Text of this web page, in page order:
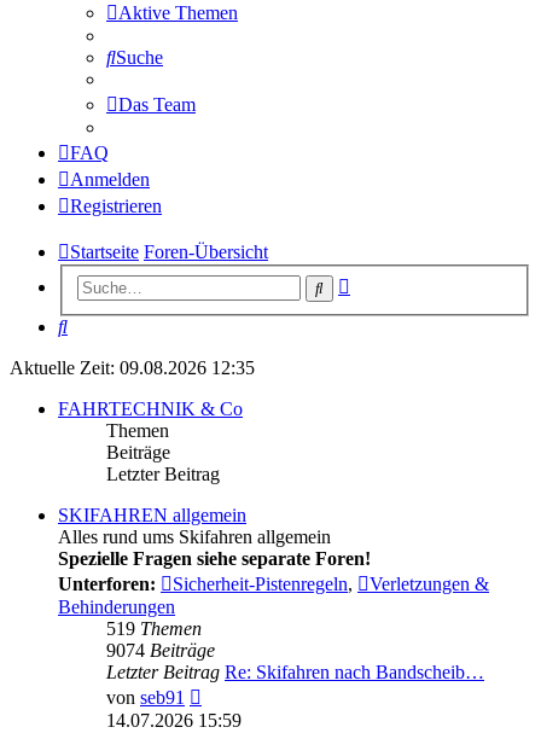
Aktive Themen
Suche
Das Team
FAQ
Anmelden
Registrieren
Startseite Foren-Übersicht
Suche
Suche
Aktuelle Zeit: 09.08.2026 12:35
FAHRTECHNIK & Co
Themen
Beiträge
Letzter Beitrag
SKIFAHREN allgemein
Alles rund ums Skifahren allgemein
Spezielle Fragen siehe separate Foren!
Unterforen:
Sicherheit-Pistenregeln,
Verletzungen &
Behinderungen
519 Themen
9074 Beiträge
Letzter Beitrag Re: Skifahren nach Bandscheib…
von seb91
Beitrag
14.07.2026 15:59